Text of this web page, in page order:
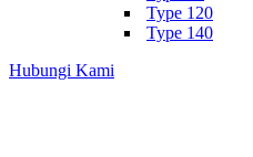
Type 120
Type 140
Hubungi Kami